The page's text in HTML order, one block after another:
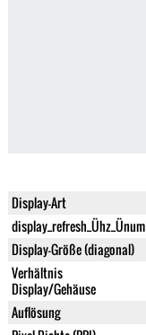
Display-Art
display_refresh_Ühz_Ünum
Display-Größe (diagonal)
Verhältnis
Display/Gehäuse
Auflösung